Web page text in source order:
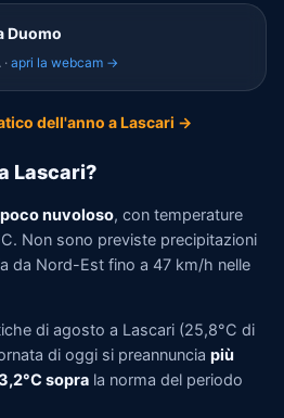
Duomo
apri la webcam →
dell'anno a Lascari →
Lascari?
poco nuvoloso, con temperature
Non sono previste precipitazioni
da Nord-Est fino a 47 km/h nelle
di agosto a Lascari (25,8°C di
di oggi si preannuncia più
sopra la norma del periodo